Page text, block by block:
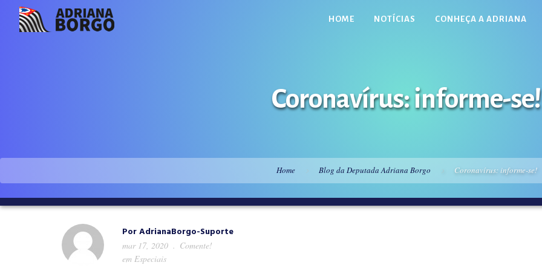
HOME NOTÍCIAS CONHEÇA A ADRIANA
Coronavírus: informe-se!
Home Blog da Deputada Adriana Borgo Coronavírus: informe-se!
PorAdrianaBorgo-Suporte
mar 17, 2020
Comente!
em Especiais